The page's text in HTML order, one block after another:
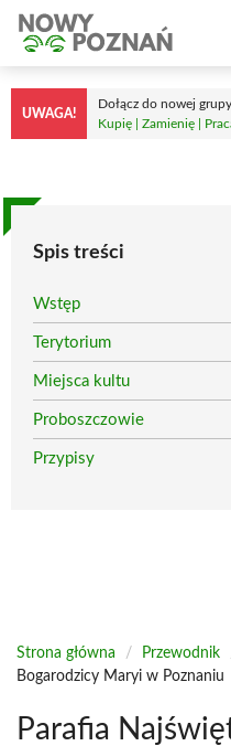
Przejdź
treści
UWAGA!
Dołącz do nowej grupy
Kupię | Zamienię |
Spis treści
Wstęp
Terytorium
Miejsca kultu
Proboszczowie
Przypisy
Strona główna / Przewodnik
Bogarodzicy Maryi w Poznaniu
Parafia